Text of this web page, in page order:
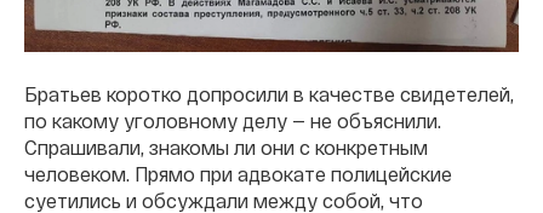
Братьев коротко допросили в качестве свидетелей,
по какому уголовному делу — не объяснили.
Спрашивали, знакомы ли они с конкретным
человеком. Прямо при адвокате полицейские
суетились и обсуждали между собой, что